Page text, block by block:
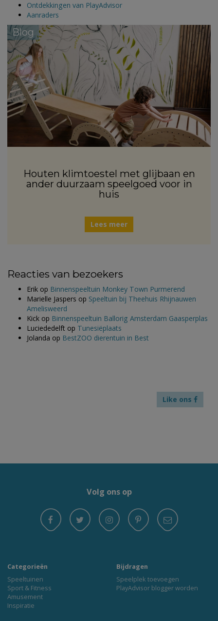
Ontdekkingen van PlayAdvisor
Aanraders
Blog
Houten klimtoestel met glijbaan en
ander duurzaam speelgoed voor in
huis
Lees meer
Reacties van bezoekers
Erik op Binnenspeeltuin Monkey Town Purmerend
Marielle Jaspers op Speeltuin bij Theehuis Rhijnauwen
Amelisweerd
Kick op Binnenspeeltuin Ballorig Amsterdam Gaasperplas
Luciededelft op Tunesiëplaats
Jolanda op BestZOO dierentuin in Best
Like ons
Volg ons op
Categorieën
Speeltuinen
Sport & Fitness
Amusement
Inspiratie
Bijdragen
Speelplek toevoegen
PlayAdvisor blogger worden